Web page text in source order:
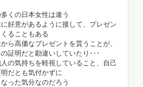
くの日本女性は違う
好意があるように接して、プレゼン
ることもある
ら高価なプレゼントを貰うことが、
証明だと勘違いしていたり･･･
の気持ちを軽視していること、自己
だとも気付かずに
った気分なのだろう